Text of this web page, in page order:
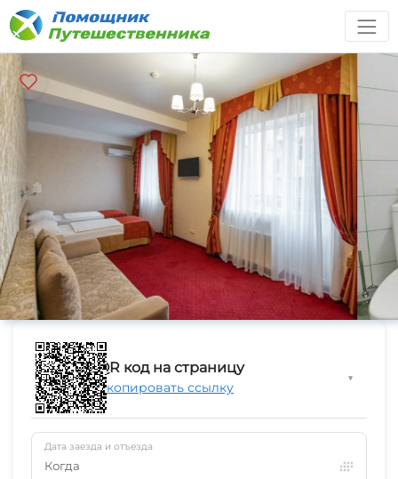
QR код на страницу
Скопировать ссылку
▼
Дата заезда и отъезда
Когда